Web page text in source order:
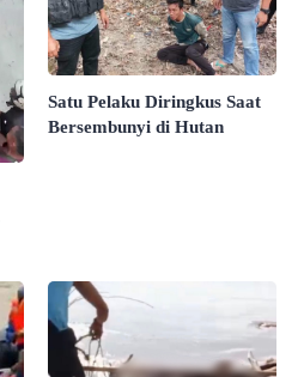
Satu Pelaku Diringkus Saat
Bersembunyi di Hutan